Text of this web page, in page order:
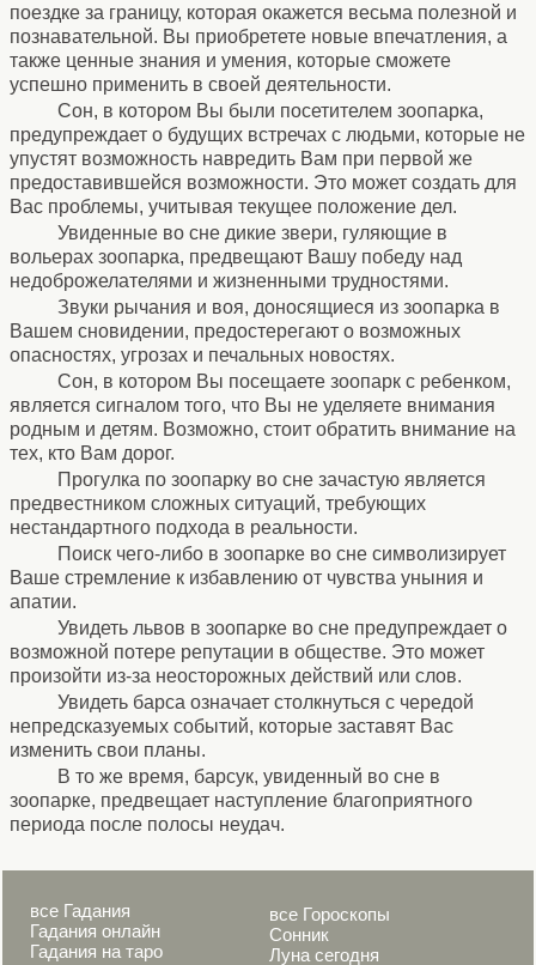
поездке за границу, которая окажется весьма полезной и
познавательной. Вы приобретете новые впечатления, а
также ценные знания и умения, которые сможете
успешно применить в своей деятельности.
Сон, в котором Вы были посетителем зоопарка,
предупреждает о будущих встречах с людьми, которые не
упустят возможность навредить Вам при первой же
предоставившейся возможности. Это может создать для
Вас проблемы, учитывая текущее положение дел.
Увиденные во сне дикие звери, гуляющие в
вольерах зоопарка, предвещают Вашу победу над
недоброжелателями и жизненными трудностями.
Звуки рычания и воя, доносящиеся из зоопарка в
Вашем сновидении, предостерегают о возможных
опасностях, угрозах и печальных новостях.
Сон, в котором Вы посещаете зоопарк с ребенком,
является сигналом того, что Вы не уделяете внимания
родным и детям. Возможно, стоит обратить внимание на
тех, кто Вам дорог.
Прогулка по зоопарку во сне зачастую является
предвестником сложных ситуаций, требующих
нестандартного подхода в реальности.
Поиск чего-либо в зоопарке во сне символизирует
Ваше стремление к избавлению от чувства уныния и
апатии.
Увидеть львов в зоопарке во сне предупреждает о
возможной потере репутации в обществе. Это может
произойти из-за неосторожных действий или слов.
Увидеть барса означает столкнуться с чередой
непредсказуемых событий, которые заставят Вас
изменить свои планы.
В то же время, барсук, увиденный во сне в
зоопарке, предвещает наступление благоприятного
периода после полосы неудач.
все Гадания
Гадания онлайн
Гадания на таро
все Гороскопы
Сонник
Луна сегодня